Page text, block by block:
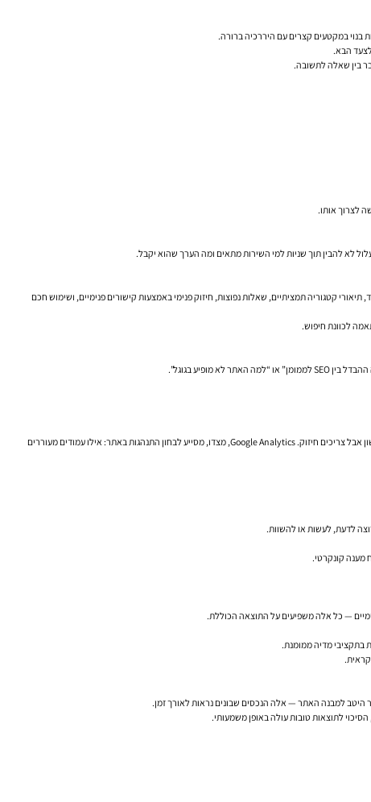
הבא.
בין שאלה לתשובה.
לא להבין תוך שניות למי השירות מתאים ומה הערך שהוא יקבל.
קטגוריה תמציתיים, שאלות נפוצות, חיזוק פנימי באמצעות קישורים פנימיים, ושימוש חכם
Google Search Console הוא כלי מרכזי בהבנה הזאת. הוא מאפשר לראות אילו ביטויים מביאים חשיפות, היכן יש פער בין מיקום טוב לבין אחוזי הקלקה נמוכים, ואילו עמודים כמעט מגיעים לעמוד הראשון אבל צריכים חיזוק. Google Analytics, מצדו, מסייע לבחון התנהגות באתר: אילו עמודים מעוררים
לדעת, לעשות או להשוות.
מענה קונקרטי.
היטב למבנה האתר — אלה הנכסים שבונים נראות לאורך זמן.